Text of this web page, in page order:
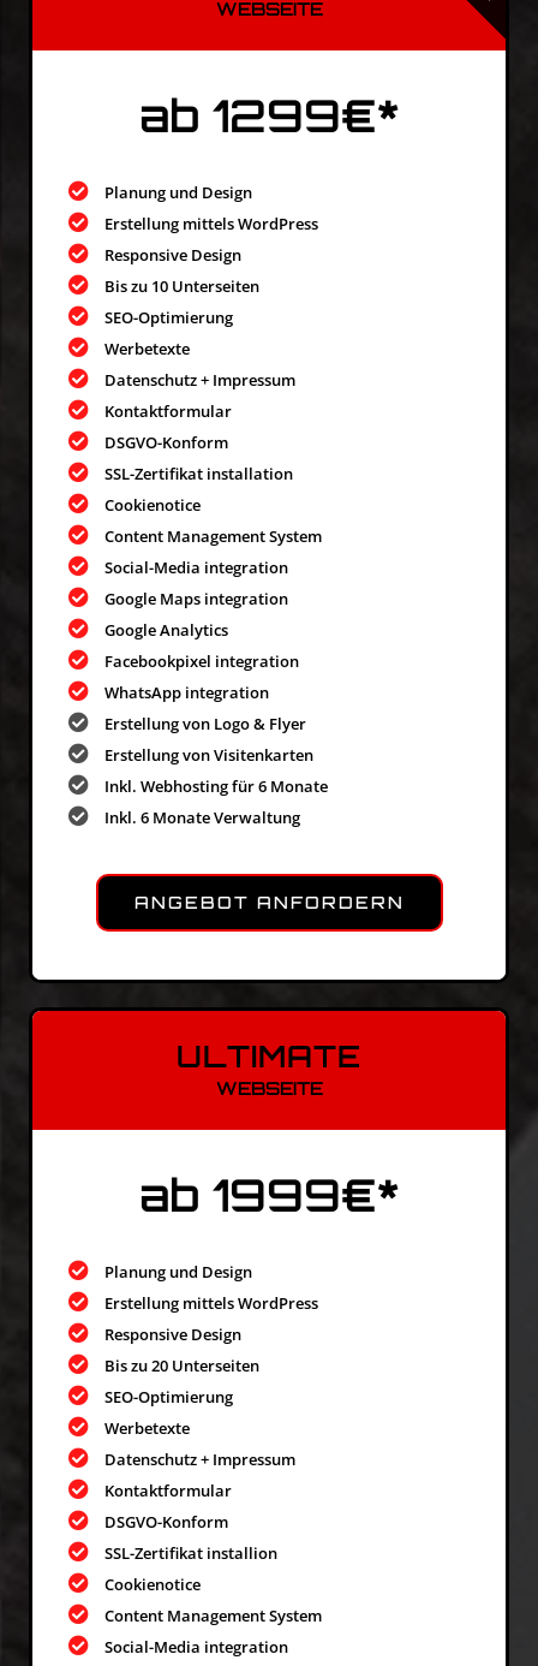
WEBSEITE
ab 1299€*
Planung und Design
Erstellung mittels WordPress
Responsive Design
Bis zu 10 Unterseiten
SEO-Optimierung
Werbetexte
Datenschutz + Impressum
Kontaktformular
DSGVO-Konform
SSL-Zertifikat installation
Cookienotice
Content Management System
Social-Media integration
Google Maps integration
Google Analytics
Facebookpixel integration
WhatsApp integration
Erstellung von Logo & Flyer
Erstellung von Visitenkarten
Inkl. Webhosting für 6 Monate
Inkl. 6 Monate Verwaltung
ANGEBOT ANFORDERN
ULTIMATE
WEBSEITE
ab 1999€*
Planung und Design
Erstellung mittels WordPress
Responsive Design
Bis zu 20 Unterseiten
SEO-Optimierung
Werbetexte
Datenschutz + Impressum
Kontaktformular
DSGVO-Konform
SSL-Zertifikat installion
Cookienotice
Content Management System
Social-Media integration